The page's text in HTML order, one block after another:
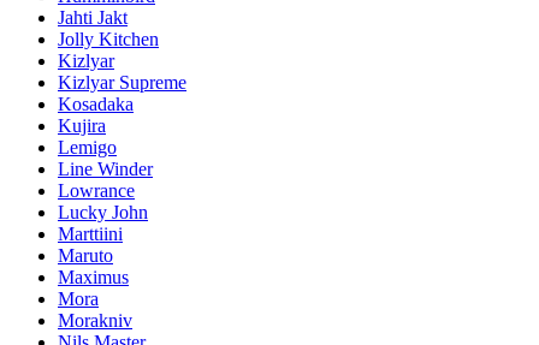
Jahti Jakt
Jolly Kitchen
Kizlyar
Kizlyar Supreme
Kosadaka
Kujira
Lemigo
Line Winder
Lowrance
Lucky John
Marttiini
Maruto
Maximus
Mora
Morakniv